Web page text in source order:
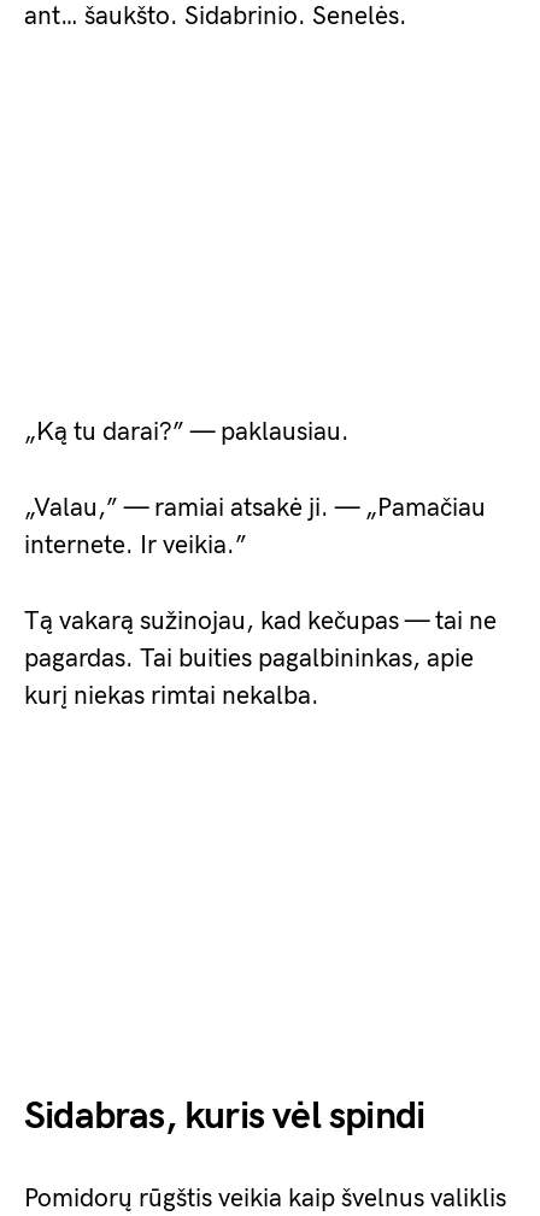
ant… šaukšto. Sidabrinio. Senelės.
„Ką tu darai?” — paklausiau.
„Valau,” — ramiai atsakė ji. — „Pamačiau
internete. Ir veikia.”
Tą vakarą sužinojau, kad kečupas — tai ne
pagardas. Tai buities pagalbininkas, apie
kurį niekas rimtai nekalba.
Sidabras, kuris vėl spindi
Pomidorų rūgštis veikia kaip švelnus valiklis